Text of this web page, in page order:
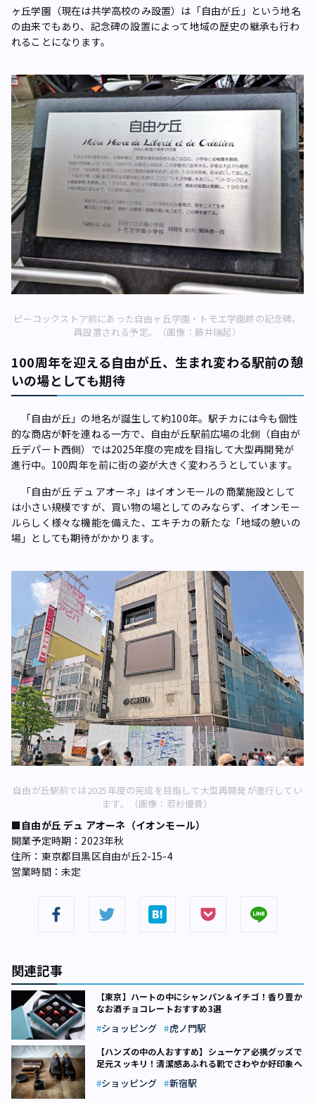
ヶ丘学園（現在は共学高校のみ設置）は「自由が丘」という地名
の由来でもあり、記念碑の設置によって地域の歴史の継承も行わ
れることになります。
ピーコックストア前にあった自由ヶ丘学園・トモエ学園跡の記念碑。
再設置される予定。（画像：藤井瑞起）
100周年を迎える自由が丘、生まれ変わる駅前の憩
いの場としても期待
「自由が丘」の地名が誕生して約100年。駅チカには今も個性
的な商店が軒を連ねる一方で、自由が丘駅前広場の北側（自由が
丘デパート西側）では2025年度の完成を目指して大型再開発が
進行中。100周年を前に街の姿が大きく変わろうとしています。
「自由が丘 デュ アオーネ」はイオンモールの商業施設として
は小さい規模ですが、買い物の場としてのみならず、イオンモー
ルらしく様々な機能を備えた、エキチカの新たな「地域の憩いの
場」としても期待がかかります。
自由が丘駅前では2025年度の完成を目指して大型再開発が進行してい
ます。（画像：若杉優貴）
■自由が丘 デュ アオーネ（イオンモール）
開業予定時期：2023年秋
住所：東京都目黒区自由が丘2-15-4
営業時間：未定
関連記事
【東京】ハートの中にシャンパン＆イチゴ！香り豊か
なお酒チョコレートおすすめ3選
ショッピング 虎ノ門駅
【ハンズの中の人おすすめ】シューケア必携グッズで
足元スッキリ！清潔感あふれる靴でさわやか好印象へ
ショッピング 新宿駅